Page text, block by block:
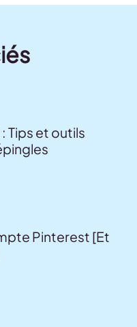
Tips et outils
Pinterest [Et